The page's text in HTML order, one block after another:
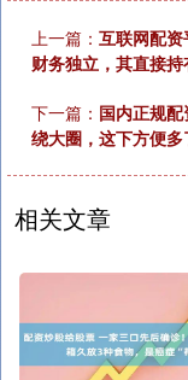
上一篇： 互联网配
财务独立，其直接
下一篇： 国内正规
绕大圈，这下方便多
相关文章